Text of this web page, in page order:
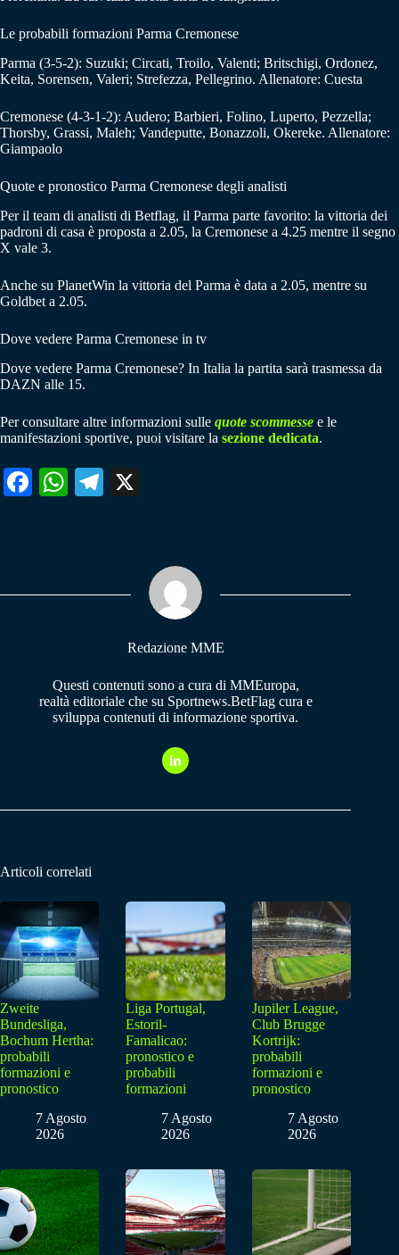
Le probabili formazioni Parma Cremonese
Parma (3-5-2): Suzuki; Circati, Troilo, Valenti; Britschigi, Ordonez,
Keita, Sorensen, Valeri; Strefezza, Pellegrino. Allenatore: Cuesta
Cremonese (4-3-1-2): Audero; Barbieri, Folino, Luperto, Pezzella;
Thorsby, Grassi, Maleh; Vandeputte, Bonazzoli, Okereke. Allenatore:
Giampaolo
Quote e pronostico Parma Cremonese degli analisti
Per il team di analisti di Betflag, il Parma parte favorito: la vittoria dei
padroni di casa è proposta a 2.05, la Cremonese a 4.25 mentre il segno
X vale 3.
Anche su PlanetWin la vittoria del Parma è data a 2.05, mentre su
Goldbet a 2.05.
Dove vedere Parma Cremonese in tv
Dove vedere Parma Cremonese? In Italia la partita sarà trasmessa da
DAZN alle 15.
Per consultare altre informazioni sulle quote scommesse e le
manifestazioni sportive, puoi visitare la sezione dedicata.
Fa W
pp
Te
m
Redazione MME
Questi contenuti sono a cura di MMEuropa,
realtà editoriale che su Sportnews.BetFlag cura e
sviluppa contenuti di informazione sportiva.
Articoli correlati
Zweite
Bundesliga,
Bochum Hertha:
probabili
formazioni e
pronostico
7 Agosto
2026
Liga Portugal,
Estoril-
Famalicao:
pronostico e
probabili
formazioni
7 Agosto
2026
Jupiler League,
Club Brugge
Kortrijk:
probabili
formazioni e
pronostico
7 Agosto
2026